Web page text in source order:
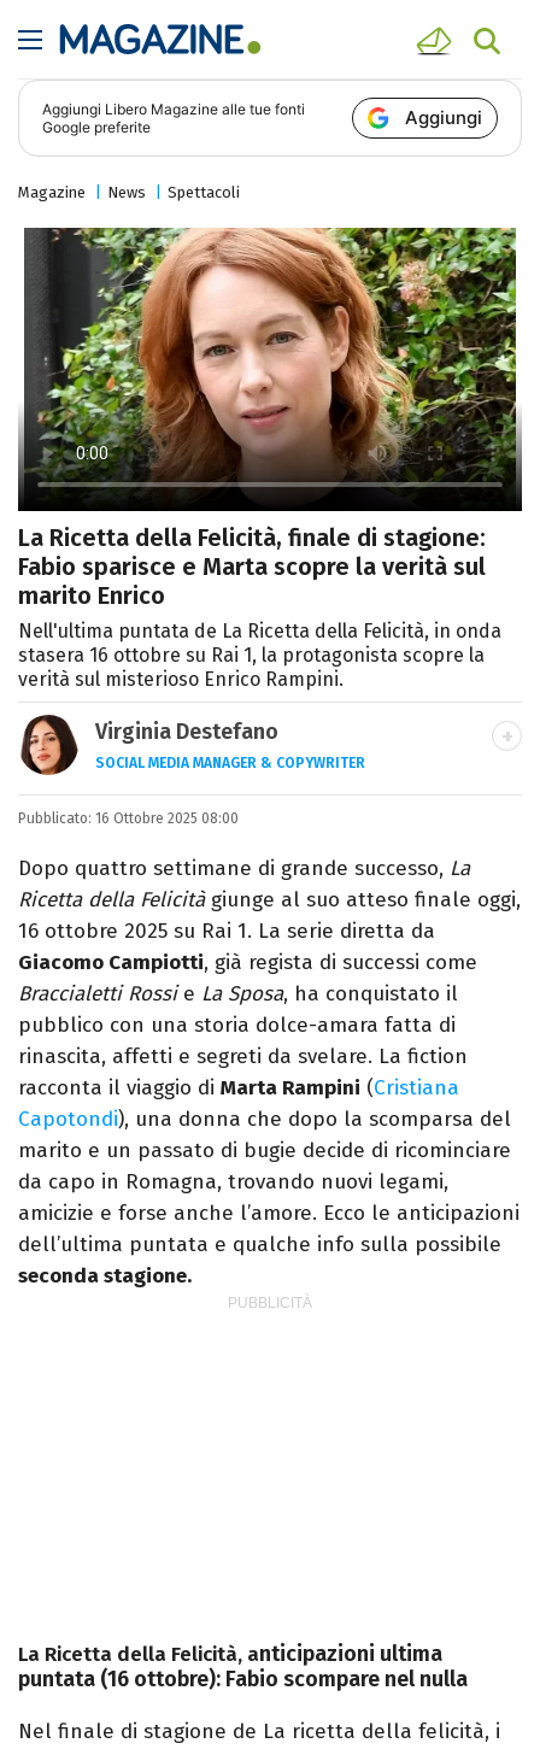
Aggiungi Libero Magazine alle tue fonti
Google preferite
Aggiungi
Magazine News Spettacoli
La Ricetta della Felicità, finale di stagione:
Fabio sparisce e Marta scopre la verità sul
marito Enrico
Nell'ultima puntata de La Ricetta della Felicità, in onda
stasera 16 ottobre su Rai 1, la protagonista scopre la
verità sul misterioso Enrico Rampini.
Virginia Destefano
SOCIAL MEDIA MANAGER & COPYWRITER
Una passione smisurata per le serie TV.
videomaking e scrittura sono il mio
passatempo preferito.
Pubblicato: 16 Ottobre 2025 08:00
Dopo quattro settimane di grande successo, La
Ricetta della Felicità giunge al suo atteso finale oggi,
16 ottobre 2025 su Rai 1. La serie diretta da
Giacomo Campiotti, già regista di successi come
Braccialetti Rossie La Sposa, ha conquistato il
pubblico con una storia dolce-amara fatta di
rinascita, affetti e segreti da svelare. La fiction
racconta il viaggio di Marta Rampini (Cristiana
Capotondi), una donna che dopo la scomparsa del
marito e un passato di bugie decide di ricominciare
da capo in Romagna, trovando nuovi legami,
amicizie e forse anche l’amore. Ecco le anticipazioni
dell’ultima puntata e qualche info sulla possibile
seconda stagione.
La Ricetta della Felicità, anticipazioni ultima
puntata (16 ottobre): Fabio scompare nel nulla
Nel finale di stagione de La ricetta della felicità, i